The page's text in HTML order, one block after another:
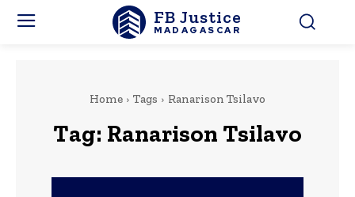
FB Justice
MADAGASCAR
Home Tags Ranarison Tsilavo
Tag: Ranarison Tsilavo